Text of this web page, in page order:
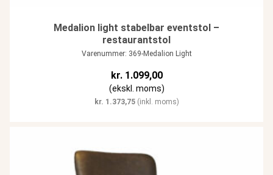
Medalion light stabelbar eventstol –
restaurantstol
Varenummer: 369-Medalion Light
kr.1.099,00
(ekskl. moms)
kr. 1.373,75(inkl. moms)